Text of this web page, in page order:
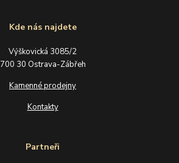
Kde nás najdete
Výškovická 3085/2
700 30 Ostrava-Zábřeh
Kamenné prodejny
Kontakty
Partneři